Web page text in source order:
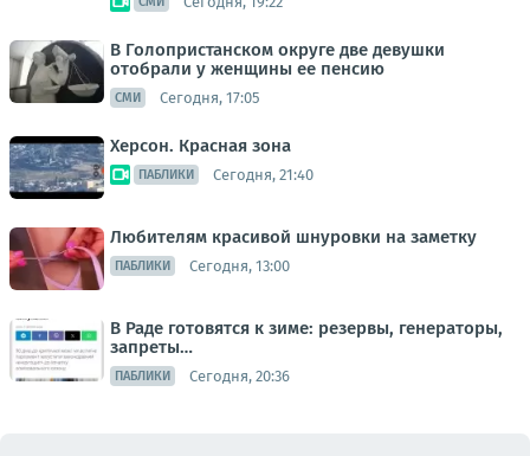
В Голопристанском округе две девушки
отобрали у женщины ее пенсию
СМИ Сегодня, 17:05
Херсон. Красная зона
ПАБЛИКИ Сегодня, 21:40
Любителям красивой шнуровки на заметку
ПАБЛИКИ Сегодня, 13:00
В Раде готовятся к зиме: резервы, генераторы,
запреты…
ПАБЛИКИ Сегодня, 20:36